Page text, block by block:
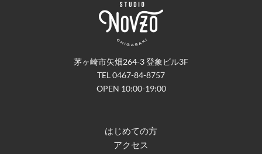
茅ヶ崎市矢畑264-3 登象ビル3F
TEL 0467-84-8757
OPEN 10:00-19:00
はじめての方
アクセス